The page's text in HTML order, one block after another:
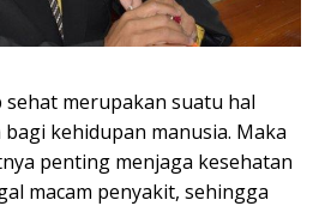
sehat merupakan suatu hal
kehidupan manusia. Maka
penting menjaga kesehatan
macam penyakit, sehingga